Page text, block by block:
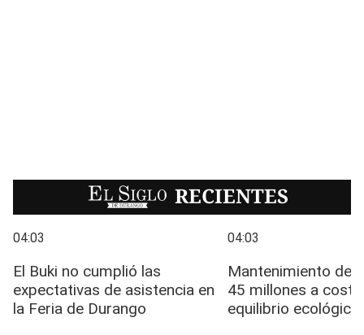
EL SIGLO RECIENTES